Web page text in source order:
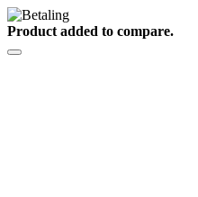
Product added to compare.